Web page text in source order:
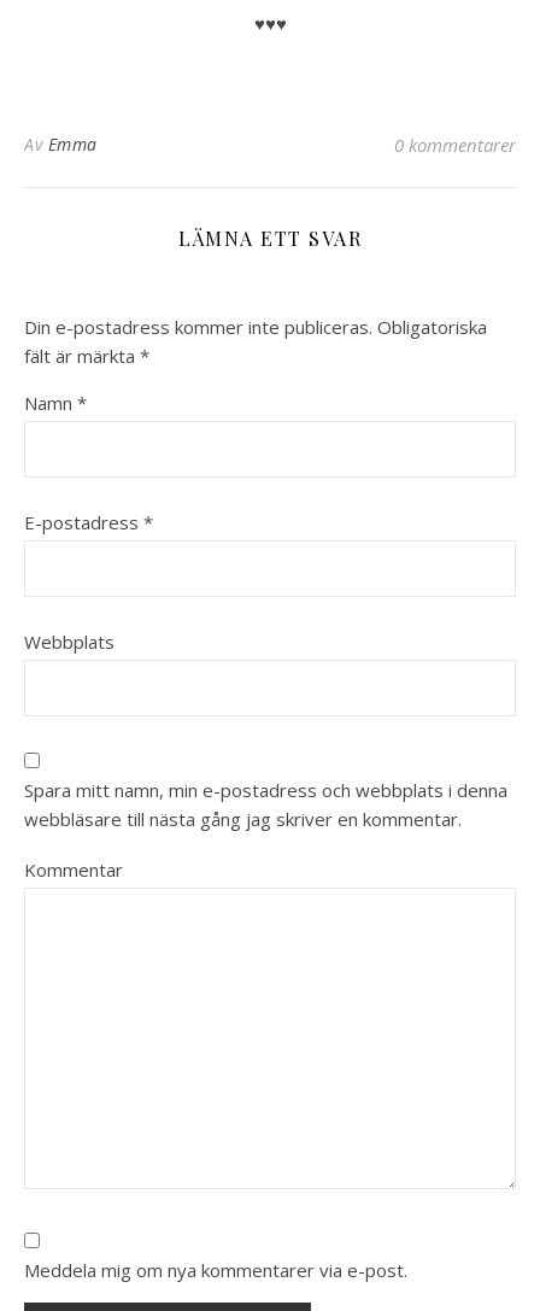
♥♥♥
Av Emma 0 kommentarer
LÄMNA ETT SVAR
Din e-postadress kommer inte publiceras. Obligatoriska
fält är märkta *
Namn *
E-postadress *
Webbplats
Spara mitt namn, min e-postadress och webbplats i denna
webbläsare till nästa gång jag skriver en kommentar.
Kommentar
Meddela mig om nya kommentarer via e-post.